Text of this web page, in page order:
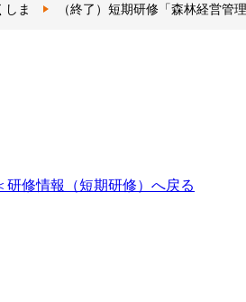
しま （終了）短期研修「森林経営管
研修情報（短期研修）へ戻る